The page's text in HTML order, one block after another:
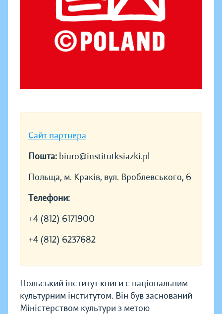
Сайт партнера
Пошта: biuro@institutksiazki.pl
Польща, м. Краків, вул. Вроблевського, 6
Телефони:
+4 (812) 6171900
+4 (812) 6237682
Польський інститут книги є національним
культурним інститутом. Він був заснований
Міністерством культури з метою